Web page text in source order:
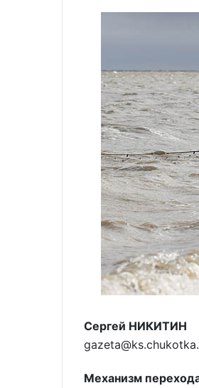
Сергей НИКИТИН
Механизм